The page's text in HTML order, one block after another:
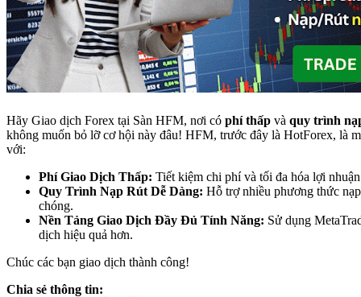
Hãy Giao dịch Forex tại Sàn HFM, nơi có phí thấp và quy trình
không muốn bỏ lỡ cơ hội này đâu! HFM, trước đây là HotForex, là
với:
Phí Giao Dịch Thấp: Tiết kiệm chi phí và tối đa hóa lợi
Quy Trình Nạp Rút Dễ Dàng: Hỗ trợ nhiều phương thức
chóng.
Nền Tảng Giao Dịch Đầy Đủ Tính Năng: Sử dụng
dịch hiệu quả hơn.
Chúc các bạn giao dịch thành công!
Chia sẻ thông tin: